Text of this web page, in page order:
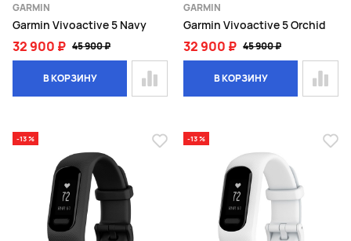
GARMIN
Garmin Vivoactive 5 Navy
32 900 ₽ 45 900 ₽
В КОРЗИНУ
GARMIN
Garmin Vivoactive 5 Orchid
32 900 ₽ 45 900 ₽
В КОРЗИНУ
-13 % -13 %